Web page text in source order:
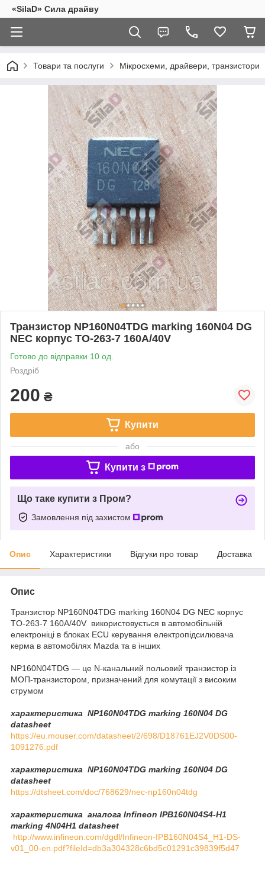
«SilaD» Сила драйву
Товари та послуги Мікросхеми, драйвери, транзистори
Транзистор NP160N04TDG marking 160N04 DG
NEC корпус TO-263-7 160A/40V
Готово до відправки 10 од.
Роздріб
200 ₴
Купити
або
Купити з
Що таке купити з Пром?
Замовлення під захистом
Опис Характеристики Відгуки про товар Доставка
Опис
Транзистор NP160N04TDG marking 160N04 DG NEC корпус
TO-263-7 160A/40V використовується в автомобільній
електроніці в блоках ECU керування електропідсилювача
керма в автомобілях Mazda та в інших
NP160N04TDG — це N-канальний польовий транзистор із
МОП-транзистором, призначений для комутації з високим
струмом
характеристика NP160N04TDG marking 160N04 DG
datasheet
https://eu.mouser.com/datasheet/2/698/D18761EJ2V0DS00-
1091276.pdf
характеристика NP160N04TDG marking 160N04 DG
datasheet
https://dtsheet.com/doc/768629/nec-np160n04tdg
характеристика аналога Infineon IPB160N04S4-H1
marking 4N04H1 datasheet
http://www.infineon.com/dgdl/Infineon-IPB160N04S4_H1-DS-
v01_00-en.pdf?fileId=db3a304328c6bd5c01291c39839f5d47